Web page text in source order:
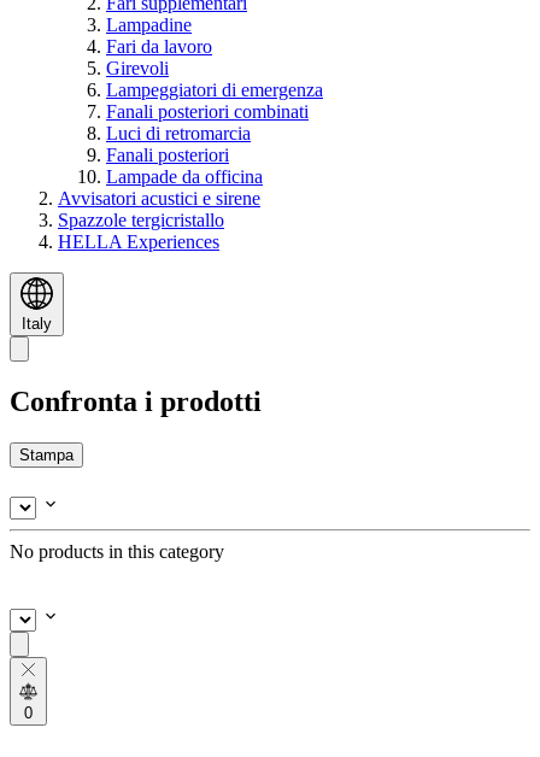
Lampadine
Fari da lavoro
Girevoli
Lampeggiatori di emergenza
Fanali posteriori combinati
Luci di retromarcia
Fanali posteriori
Lampade da officina
Avvisatori acustici e sirene
Spazzole tergicristallo
HELLA Experiences
Italy
Confronta i prodotti
Stampa
No products in this category
0